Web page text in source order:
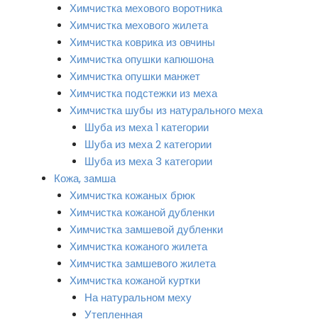
Химчистка мехового воротника
Химчистка мехового жилета
Химчистка коврика из овчины
Химчистка опушки капюшона
Химчистка опушки манжет
Химчистка подстежки из меха
Химчистка шубы из натурального меха
Шуба из меха 1 категории
Шуба из меха 2 категории
Шуба из меха 3 категории
Кожа, замша
Химчистка кожаных брюк
Химчистка кожаной дубленки
Химчистка замшевой дубленки
Химчистка кожаного жилета
Химчистка замшевого жилета
Химчистка кожаной куртки
На натуральном меху
Утепленная